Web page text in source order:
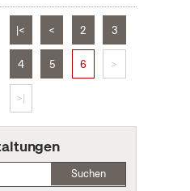
|< < 2 3
4 5 6 >
>|
Suchen